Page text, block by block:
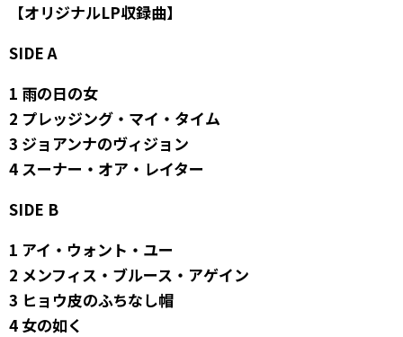
【オリジナルLP収録曲】
SIDE A
1 雨の日の女
2 プレッジング・マイ・タイム
3 ジョアンナのヴィジョン
4 スーナー・オア・レイター
SIDE B
1 アイ・ウォント・ユー
2 メンフィス・ブルース・アゲイン
3 ヒョウ皮のふちなし帽
4 女の如く